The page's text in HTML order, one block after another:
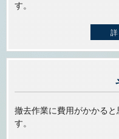
す。
詳
撤去作業に費用がかかる
す。